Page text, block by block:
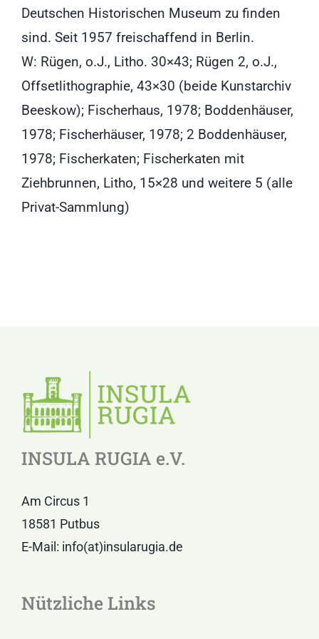
Deutschen Historischen Museum zu finden
sind. Seit 1957 freischaffend in Berlin.
W: Rügen, o.J., Litho. 30×43; Rügen 2, o.J.,
Offsetlithographie, 43×30 (beide Kunstarchiv
Beeskow); Fischerhaus, 1978; Boddenhäuser,
1978; Fischerhäuser, 1978; 2 Boddenhäuser,
1978; Fischerkaten; Fischerkaten mit
Ziehbrunnen, Litho, 15×28 und weitere 5 (alle
Privat-Sammlung)
INSULA RUGIA e.V.
Am Circus 1
18581 Putbus
E-Mail: info(at)insularugia.de
Nützliche Links